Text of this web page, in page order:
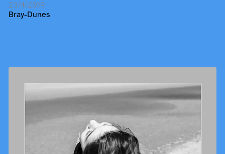
23/4/2019
Bray-Dunes